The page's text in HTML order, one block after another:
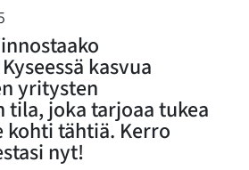
kasvua
yritysten
joka tarjoaa tukea
kohti tähtiä. Kerro
nyt!